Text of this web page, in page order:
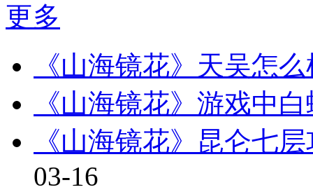
更多
《山海镜花》天吴怎
《山海镜花》游戏中
《山海镜花》昆仑七
03-16